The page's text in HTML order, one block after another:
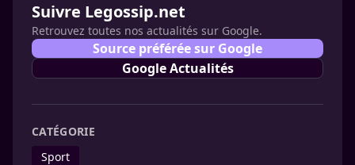
Suivre Legossip.net
Retrouvez toutes nos actualités sur Google.
Source préférée sur Google
Google Actualités
CATÉGORIE
Sport